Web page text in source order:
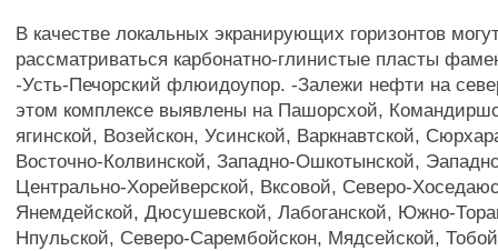
В качестве локальных экранирующих горизонтов
рассматриваться карбонатно-глинистые пласты
-Усть-Печорский флюидоупор. -Залежи нефти на
этом комплексе выявлены на Пашорсхой,
ягинской, Возейскон, Усинской, Варкнавтской,
Восточно-Колвинской, Западно-Ошкотынской,
Центрально-Хорейверской, Вксовой, Северо-
Янемдейской, Дюсушевской, Лабоганской, Южно-
Нпульской, Северо-Сарембойскон, Мядсейской,